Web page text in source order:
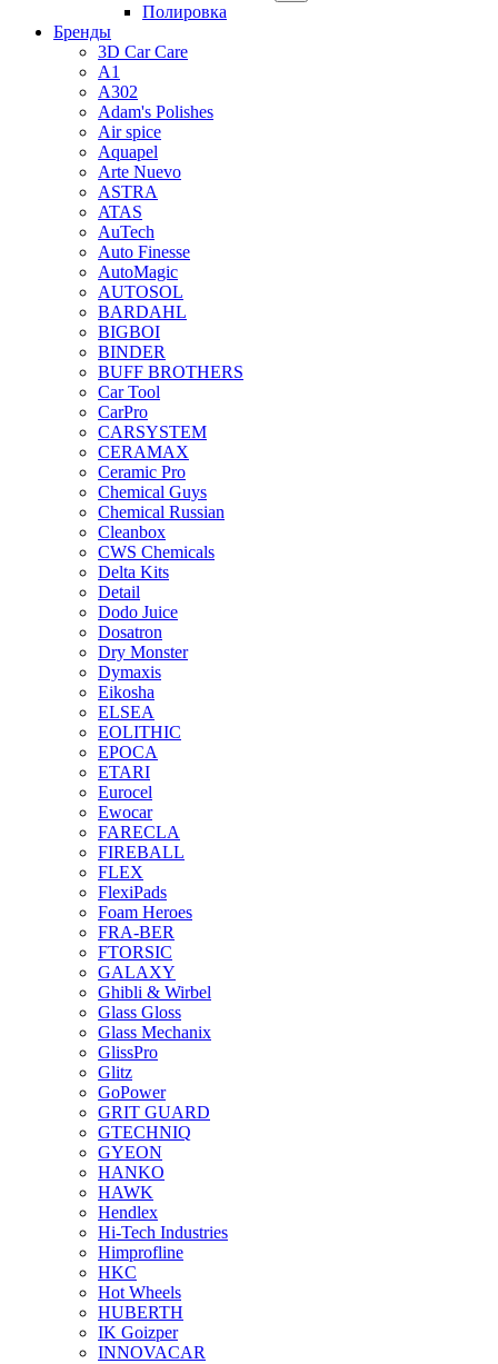
Полировка
Бренды
3D Car Care
A1
A302
Adam's Polishes
Air spice
Aquapel
Arte Nuevo
ASTRA
ATAS
AuTech
Auto Finesse
AutoMagic
AUTOSOL
BARDAHL
BIGBOI
BINDER
BUFF BROTHERS
Car Tool
CarPro
CARSYSTEM
CERAMAX
Ceramic Pro
Chemical Guys
Chemical Russian
Cleanbox
CWS Chemicals
Delta Kits
Detail
Dodo Juice
Dosatron
Dry Monster
Dymaxis
Eikosha
ELSEA
EOLITHIC
EPOCA
ETARI
Eurocel
Ewocar
FARECLA
FIREBALL
FLEX
FlexiPads
Foam Heroes
FRA-BER
FTORSIC
GALAXY
Ghibli & Wirbel
Glass Gloss
Glass Mechanix
GlissPro
Glitz
GoPower
GRIT GUARD
GTECHNIQ
GYEON
HANKO
HAWK
Hendlex
Hi-Tech Industries
Himprofline
HKC
Hot Wheels
HUBERTH
IK Goizper
INNOVACAR